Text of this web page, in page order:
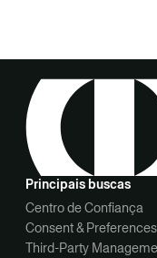
Principais buscas
Centro de Confiança
Consent & Preferences
Third-Party